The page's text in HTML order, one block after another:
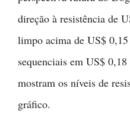
direção à resistência de
limpo acima de US$
sequenciais em US$
mostram os níveis de
gráfico.